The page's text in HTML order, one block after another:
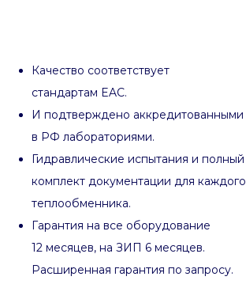
Качество соответствует
стандартам EAC.
И подтверждено аккредитованными
в РФ лабораториями.
Гидравлические испытания и полный
комплект документации для каждого
теплообменника.
Гарантия на все оборудование
12 месяцев, на ЗИП 6 месяцев.
Расширенная гарантия по запросу.